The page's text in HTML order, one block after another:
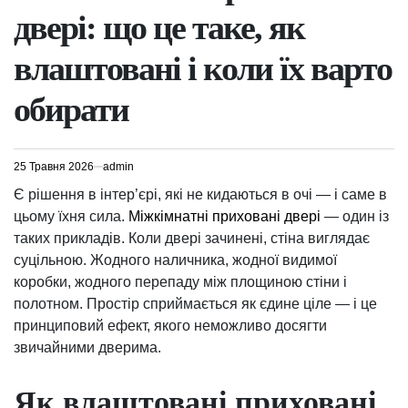
двері: що це таке, як
влаштовані і коли їх варто
обирати
25 Травня 2026 admin
Є рішення в інтер’єрі, які не кидаються в очі — і саме в
цьому їхня сила. Міжкімнатні приховані двері — один із
таких прикладів. Коли двері зачинені, стіна виглядає
суцільною. Жодного наличника, жодної видимої
коробки, жодного перепаду між площиною стіни і
полотном. Простір сприймається як єдине ціле — і це
принциповий ефект, якого неможливо досягти
звичайними дверима.